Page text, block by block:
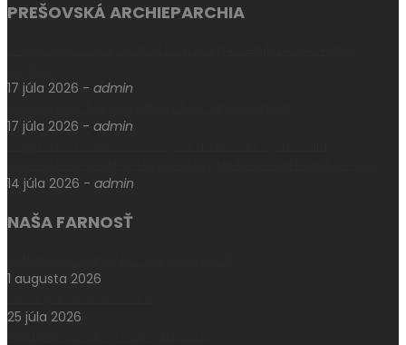
PREŠOVSKÁ ARCHIEPARCHIA
17 júla 2026 - admin
17 júla 2026 - admin
14 júla 2026 - admin
NAŠA FARNOSŤ
1 augusta 2026
25 júla 2026